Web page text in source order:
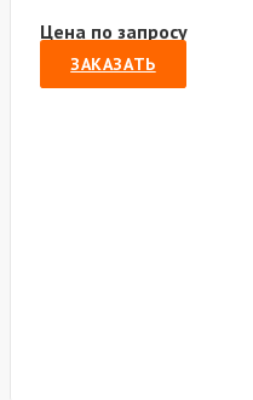
Цена по запросу
ЗАКАЗАТЬ